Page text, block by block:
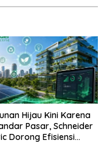
Hijau Kini Karena
Pasar, Schneider
Dorong Efisiensi